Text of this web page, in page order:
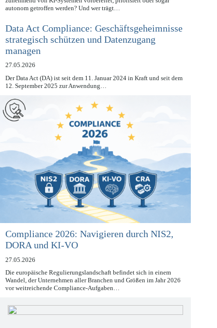
Was passiert mit der Verantwortung, wenn Entscheidungen
zunehmend von KI-Systemen vorbereitet, priorisiert oder sogar
Data Act Compliance: Geschäftsgeheimnisse
strategisch schützen und Datenzugang
managen
27.05.2026
Der Data Act (DA) ist seit dem 11. Januar 2024 in Kraft und seit dem
Compliance 2026: Navigieren durch NIS2,
DORA und KI-VO
27.05.2026
Die europäische Regulierungslandschaft befindet sich in einem
Wandel, der Unternehmen aller Branchen und Größen im Jahr 2026